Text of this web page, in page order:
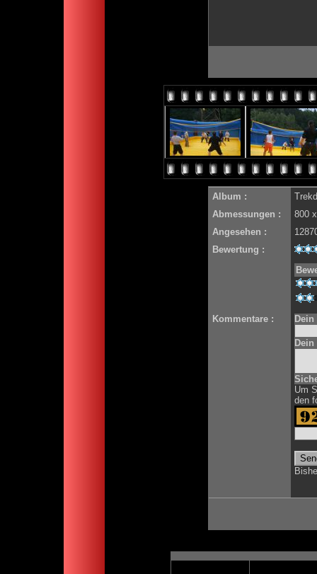
Album :
Abmessungen :
800
Angesehen :
Bewertung :
Kommentare : Dein
Um
den